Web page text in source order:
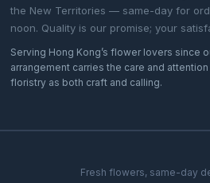
the New Territories — same-day for
noon. Quality is our promise; your
Serving Hong Kong’s flower lovers since
arrangement carries the care and
floristry as both craft and calling.
Fresh flowers, same-day